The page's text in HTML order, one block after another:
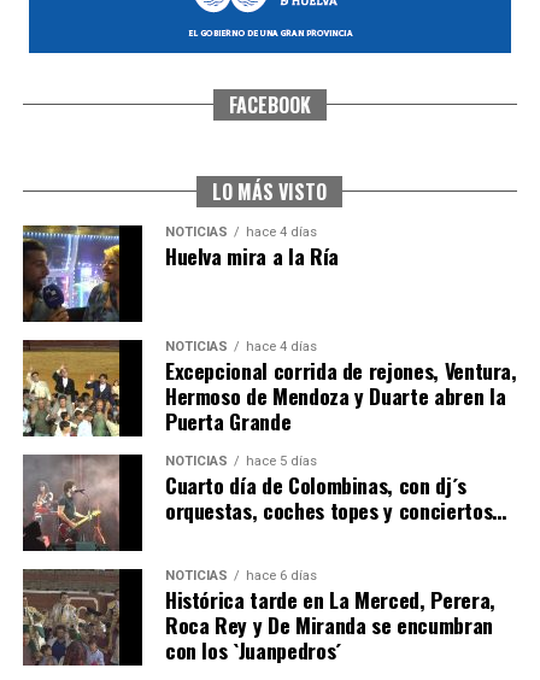
SEXTA CORRIDA DE LAS FIESTAS COLOMBINAS
6º DÍA DE LAS FIESTAS COLOMBINAS 2026
hace 3 días Huelvatv
FACEBOOK
LO MÁS VISTO
NOTICIAS hace 4 días
Huelva mira a la Ría
NOTICIAS hace 4 días
Excepcional corrida de rejones, Ventura,
Hermoso de Mendoza y Duarte abren la
Puerta Grande
NOTICIAS hace 5 días
Cuarto día de Colombinas, con dj´s
orquestas, coches topes y conciertos…
NOTICIAS hace 6 días
Histórica tarde en La Merced, Perera,
Roca Rey y De Miranda se encumbran
con los `Juanpedros´